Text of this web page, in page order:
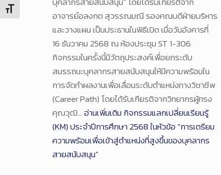
Toggle Font size อาจารย์อลงกต สุวรรณมณี รองคณบดีฝ่ายบริหาร
และวางแผน เป็นประธานในพิธีเปิด เมื่อวันอังคารที่
16 ธันวาคม 2568 ณ ห้องประชุม ST 1-306
กิจกรรมในครั้งนี้มีวัตถุประสงค์เพื่อยกระดับ
สมรรถนะบุคลากรสายสนับสนุนให้มีความพร้อมใน
การจัดทำผลงานเพื่อเลื่อนระดับตำแหน่งทางวิชาชีพ
(Career Path) โดยได้รับเกียรติจากวิทยากรผู้ทรง
คุณวุฒิ…อ่านเพิ่มเติม กิจกรรมแลกเปลี่ยนเรียนรู้
(KM) ประจำปีการศึกษา 2568 ในหัวข้อ “การเตรียม
ความพร้อมเพื่อเข้าสู่ตำแหน่งที่สูงขึ้นของบุคลากร
สายสนับสนุน”